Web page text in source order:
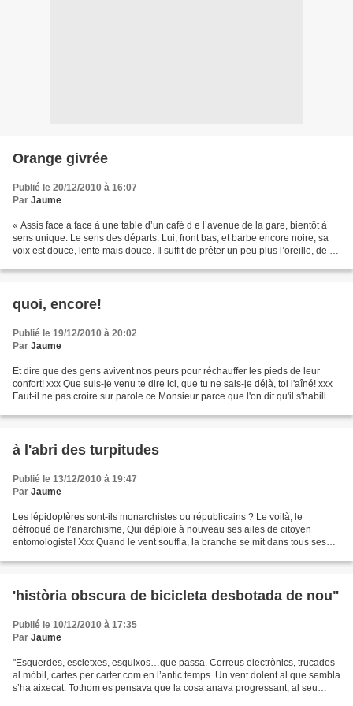
Orange givrée
Publié le 20/12/2010 à 16:07
Par Jaume
« Assis face à face à une table d’un café d e l’avenue de la gare, bientôt à
sens unique. Le sens des départs. Lui, front bas, et barbe encore noire; sa
voix est douce, lente mais douce. Il suffit de prêter un peu plus l’oreille, de ne
quoi, encore!
Publié le 19/12/2010 à 20:02
Par Jaume
Et dire que des gens avivent nos peurs pour réchauffer les pieds de leur
confort! xxx Que suis-je venu te dire ici, que tu ne sais-je déjà, toi l'aîné! xxx
Faut-il ne pas croire sur parole ce Monsieur parce que l'on dit qu'il s'habille
à l'abri des turpitudes
Publié le 13/12/2010 à 19:47
Par Jaume
Les lépidoptères sont-ils monarchistes ou républicains ? Le voilà, le
défroqué de l’anarchisme, Qui déploie à nouveau ses ailes de citoyen
entomologiste! Xxx Quand le vent souffla, la branche se mit dans tous ses
'història obscura de bicicleta desbotada de nou"
Publié le 10/12/2010 à 17:35
Par Jaume
"Esquerdes, escletxes, esquixos…que passa. Correus electrònics, trucades
al mòbil, cartes per carter com en l’antic temps. Un vent dolent al que sembla
s’ha aixecat. Tothom es pensava que la cosa anava progressant, al seu